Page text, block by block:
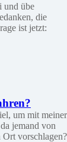
und übe
die
ist jetzt:
um mit meiner
jemand von
Ort vorschlagen?